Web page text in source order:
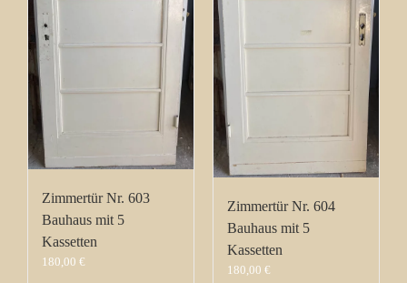
Zimmertür Nr. 603
Bauhaus mit 5
Kassetten
180,00 €
Zimmertür Nr. 604
Bauhaus mit 5
Kassetten
180,00 €